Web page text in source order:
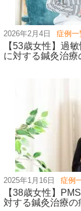
2026年2月4日 症例一
【53歳女性】過
に対する鍼灸治療
2025年1月16日 症例
【38歳女性】
対する鍼灸治療の